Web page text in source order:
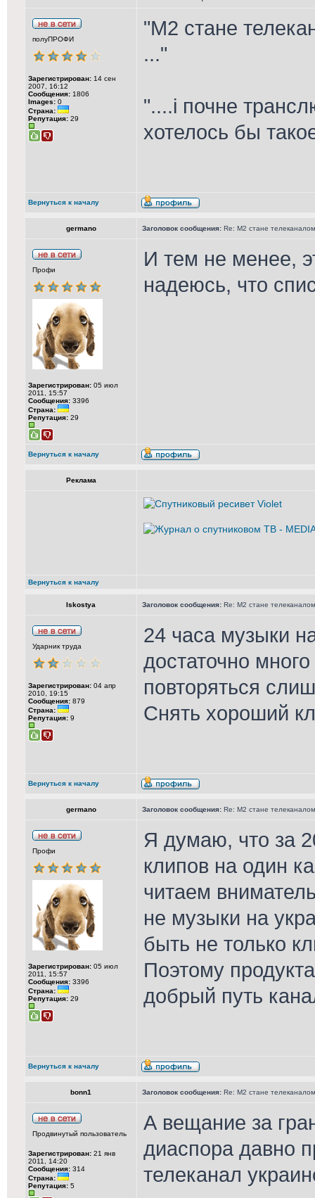
полуПРОФИ
Зарегистрирован: 14 сен
2007, 16:12
Сообщения: 1806
Images: 0
Страна:
Репутация: 29
"М2 стане
..."
"....і почне
хотелось бы
Вернуться к началу
germano Заголовок сообщения: Re: М2 стане телеканалом
Профи
Зарегистрирован: 05 июл
2011, 15:57
Сообщения: 3396
Страна:
Репутация: 29
И тем не менее,
надеюсь, что
Вернуться к началу
Реклама
Вернуться к началу
Iskostya Заголовок сообщения: Re: М2 стане телеканалом
Ударник труда
Зарегистрирован: 04 апр
2010, 19:15
Сообщения: 879
Страна:
Репутация: 9
24 часа музыки
достаточно
повторяться
Снять хороший
Вернуться к началу
germano Заголовок сообщения: Re: М2 стане телеканалом
Профи
Зарегистрирован: 05 июл
2011, 15:57
Сообщения: 3396
Страна:
Репутация: 29
Я думаю, что за
клипов на один
читаем
не музыки на
быть не только
Поэтому
добрый путь
Вернуться к началу
bonn1 Заголовок сообщения: Re: М2 стане телеканалом
Продвинутый пользователь
Зарегистрирован: 21 янв
2011, 14:20
Сообщения: 314
Страна:
Репутация: 5
А вещание за
диаспора давно
телеканал